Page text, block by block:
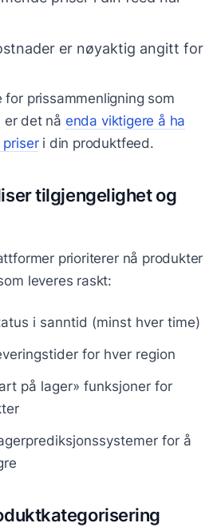
er nøyaktig angitt for
prissammenligning som
det nå enda viktigere å ha
priseri din produktfeed.
tilgjengelighet og
prioriterer nå produkter
leveres raskt:
i sanntid (minst hver time)
for hver region
på lager» funksjoner for
for å